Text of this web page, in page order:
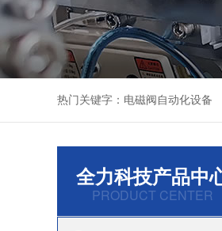
热门关键字： 电磁阀自动化设备
全力科技产品中
PRODUCT CENTER